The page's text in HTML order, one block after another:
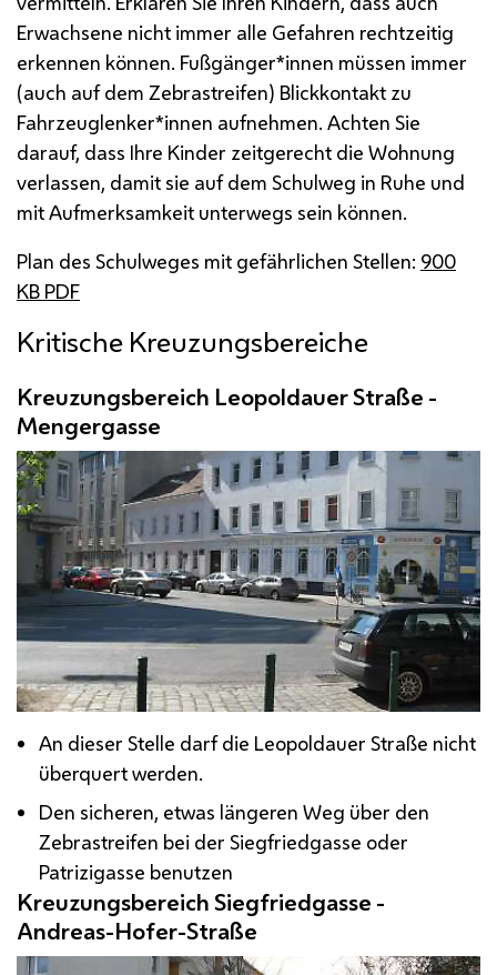
Erwachsene nicht immer alle Gefahren rechtzeitig
erkennen können. Fußgänger*innen müssen immer
(auch auf dem Zebrastreifen) Blickkontakt zu
Fahrzeuglenker*innen aufnehmen. Achten Sie
darauf, dass Ihre Kinder zeitgerecht die Wohnung
verlassen, damit sie auf dem Schulweg in Ruhe und
mit Aufmerksamkeit unterwegs sein können.
Plan des Schulweges mit gefährlichen Stellen: 900
KB PDF
Kritische Kreuzungsbereiche
Kreuzungsbereich Leopoldauer Straße -
Mengergasse
An dieser Stelle darf die Leopoldauer Straße nicht
überquert werden.
Den sicheren, etwas längeren Weg über den
Zebrastreifen bei der Siegfriedgasse oder
Patrizigasse benutzen
Kreuzungsbereich Siegfriedgasse -
Andreas-Hofer-Straße